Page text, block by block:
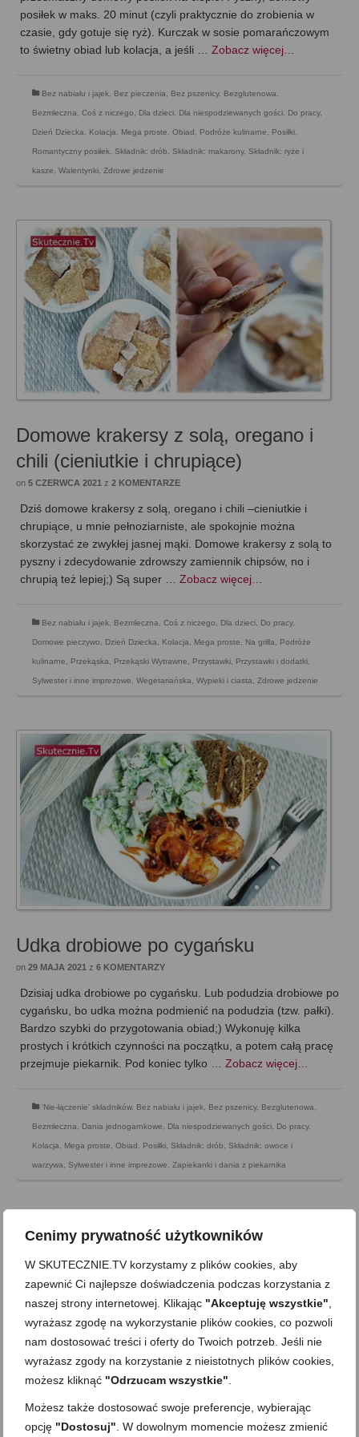
Cenimy prywatność użytkowników
W SKUTECZNIE.TV korzystamy z plików cookies, aby
zapewnić Ci najlepsze doświadczenia podczas korzystania z
naszej strony internetowej. Klikając "Akceptuję wszystkie"
wyrażasz zgodę na wykorzystanie plików cookies, co pozwoli
nam dostosować treści i oferty do Twoich potrzeb. Jeśli nie
wyrażasz zgody na korzystanie z nieistotnych plików cookies,
możesz kliknąć "Odrzucam wszystkie"
Możesz także dostosować swoje preferencje, wybierając
opcję "Dostosuj" . W dowolnym momencie możesz zmienić
posiłek w maks. 20 minut (czyli praktycznie do zrobienia w
czasie, gdy gotuje się ryż). Kurczak w sosie pomarańczowym
to świetny obiad lub kolacja, a jeśli … Zobacz więcej…
Bez nabiału i jajek Bez pieczenia Bez pszenicy, Bezglutenowa
Bezmleczna Coś z niczego Dla dzieci Dla niespodziewanych gości Do pracy,
Dzień Dziecka Kolacja Mega proste Obiad Podróże kulinarne Posiłki
Romantyczny posiłek Składnik: drób Składnik: makarony, Składnik: ryże i
kasze Walentynki Zdrowe jedzenie
Domowe krakersy z solą, oregano i
chili (cieniutkie i chrupiące)
on 5 CZERWCA 2021 z 2 KOMENTARZE
Dziś domowe krakersy z solą, oregano i chili –cieniutkie i
chrupiące, u mnie pełnoziarniste, ale spokojnie można
skorzystać ze zwykłej jasnej mąki. Domowe krakersy z solą to
pyszny i zdecydowanie zdrowszy zamiennik chipsów, no i
chrupią też lepiej;) Są super … Zobacz więcej…
Bez nabiału i jajek Bezmleczna Coś z niczego Dla dzieci Do pracy,
Domowe pieczywo Dzień Dziecka Kolacja Mega proste Na grilla Podróże
kulinarne Przekąska Przekąski Wytrawne Przystawki Przystawki i dodatki
Sylwester i inne imprezowe Wegetariańska Wypieki i ciasta Zdrowe jedzenie
Udka drobiowe po cygańsku
on 29 MAJA 2021 z 6 KOMENTARZY
Dzisiaj udka drobiowe po cygańsku. Lub podudzia drobiowe po
cygańsku, bo udka można podmienić na podudzia (tzw. pałki).
Bardzo szybki do przygotowania obiad;) Wykonuję kilka
prostych i krótkich czynności na początku, a potem całą pracę
przejmuje piekarnik. Pod koniec tylko … Zobacz więcej…
'Nie-łączenie' składników, Bez nabiału i jajek, Bez pszenicy, Bezglutenowa,
Bezmleczna, Dania jednogarnkowe, Dla niespodziewanych gości, Do pracy,
Kolacja, Mega proste, Obiad , Posiłki, Składnik: drób, Składnik: owoce i
warzywa, Sylwester i inne imprezowe, Zapiekanki i dania z piekarnika
Fenomenalne ciastka z czekoladą i